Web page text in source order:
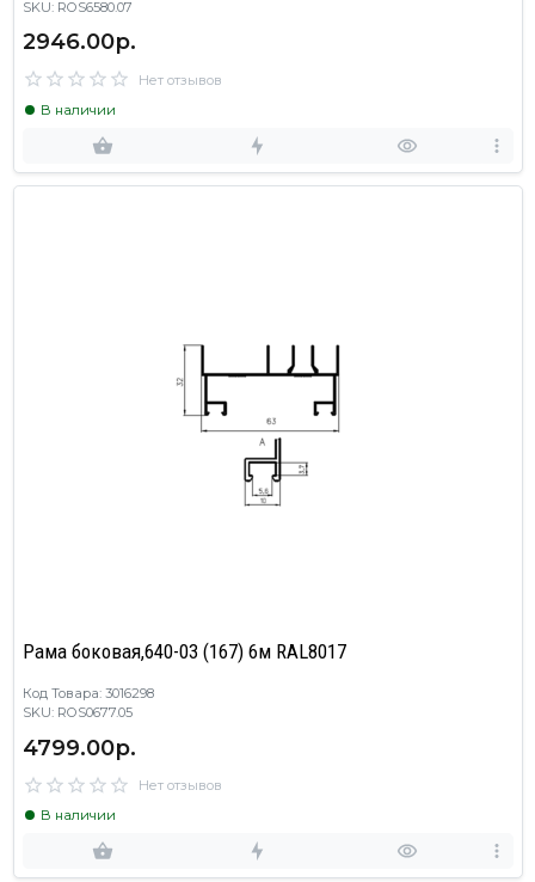
SKU: ROS6580.07
2946.00р.
Нет отзывов
В наличии
Рама боковая,640-03 (167) 6м RAL8017
Код Товара: 3016298
SKU: ROS0677.05
4799.00р.
Нет отзывов
В наличии